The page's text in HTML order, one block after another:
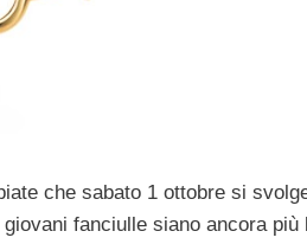
che sabato 1 ottobre si
fanciulle siano ancora più